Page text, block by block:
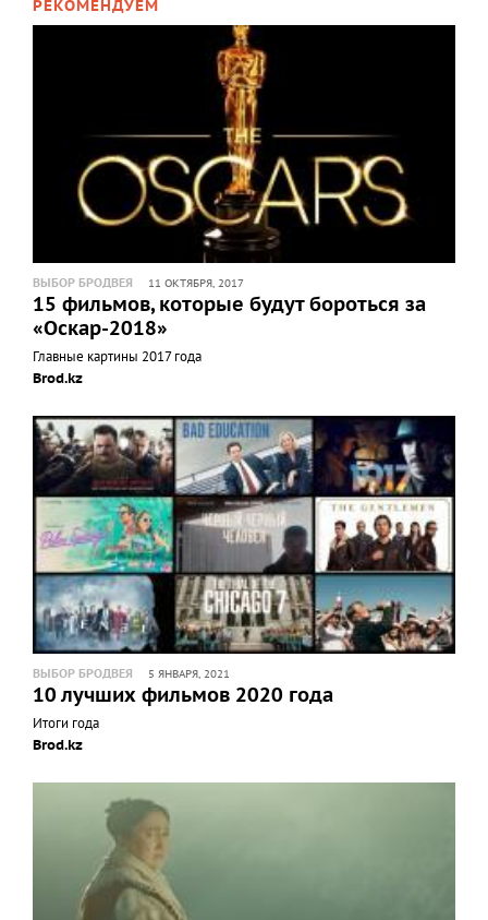
РЕКОМЕНДУЕМ
ВЫБОР БРОДВЕЯ 11 ОКТЯБРЯ, 2017
15 фильмов, которые будут бороться за
«Оскар-2018»
Главные картины 2017 года
Brod.kz
ВЫБОР БРОДВЕЯ 5 ЯНВАРЯ, 2021
10 лучших фильмов 2020 года
Итоги года
Brod.kz